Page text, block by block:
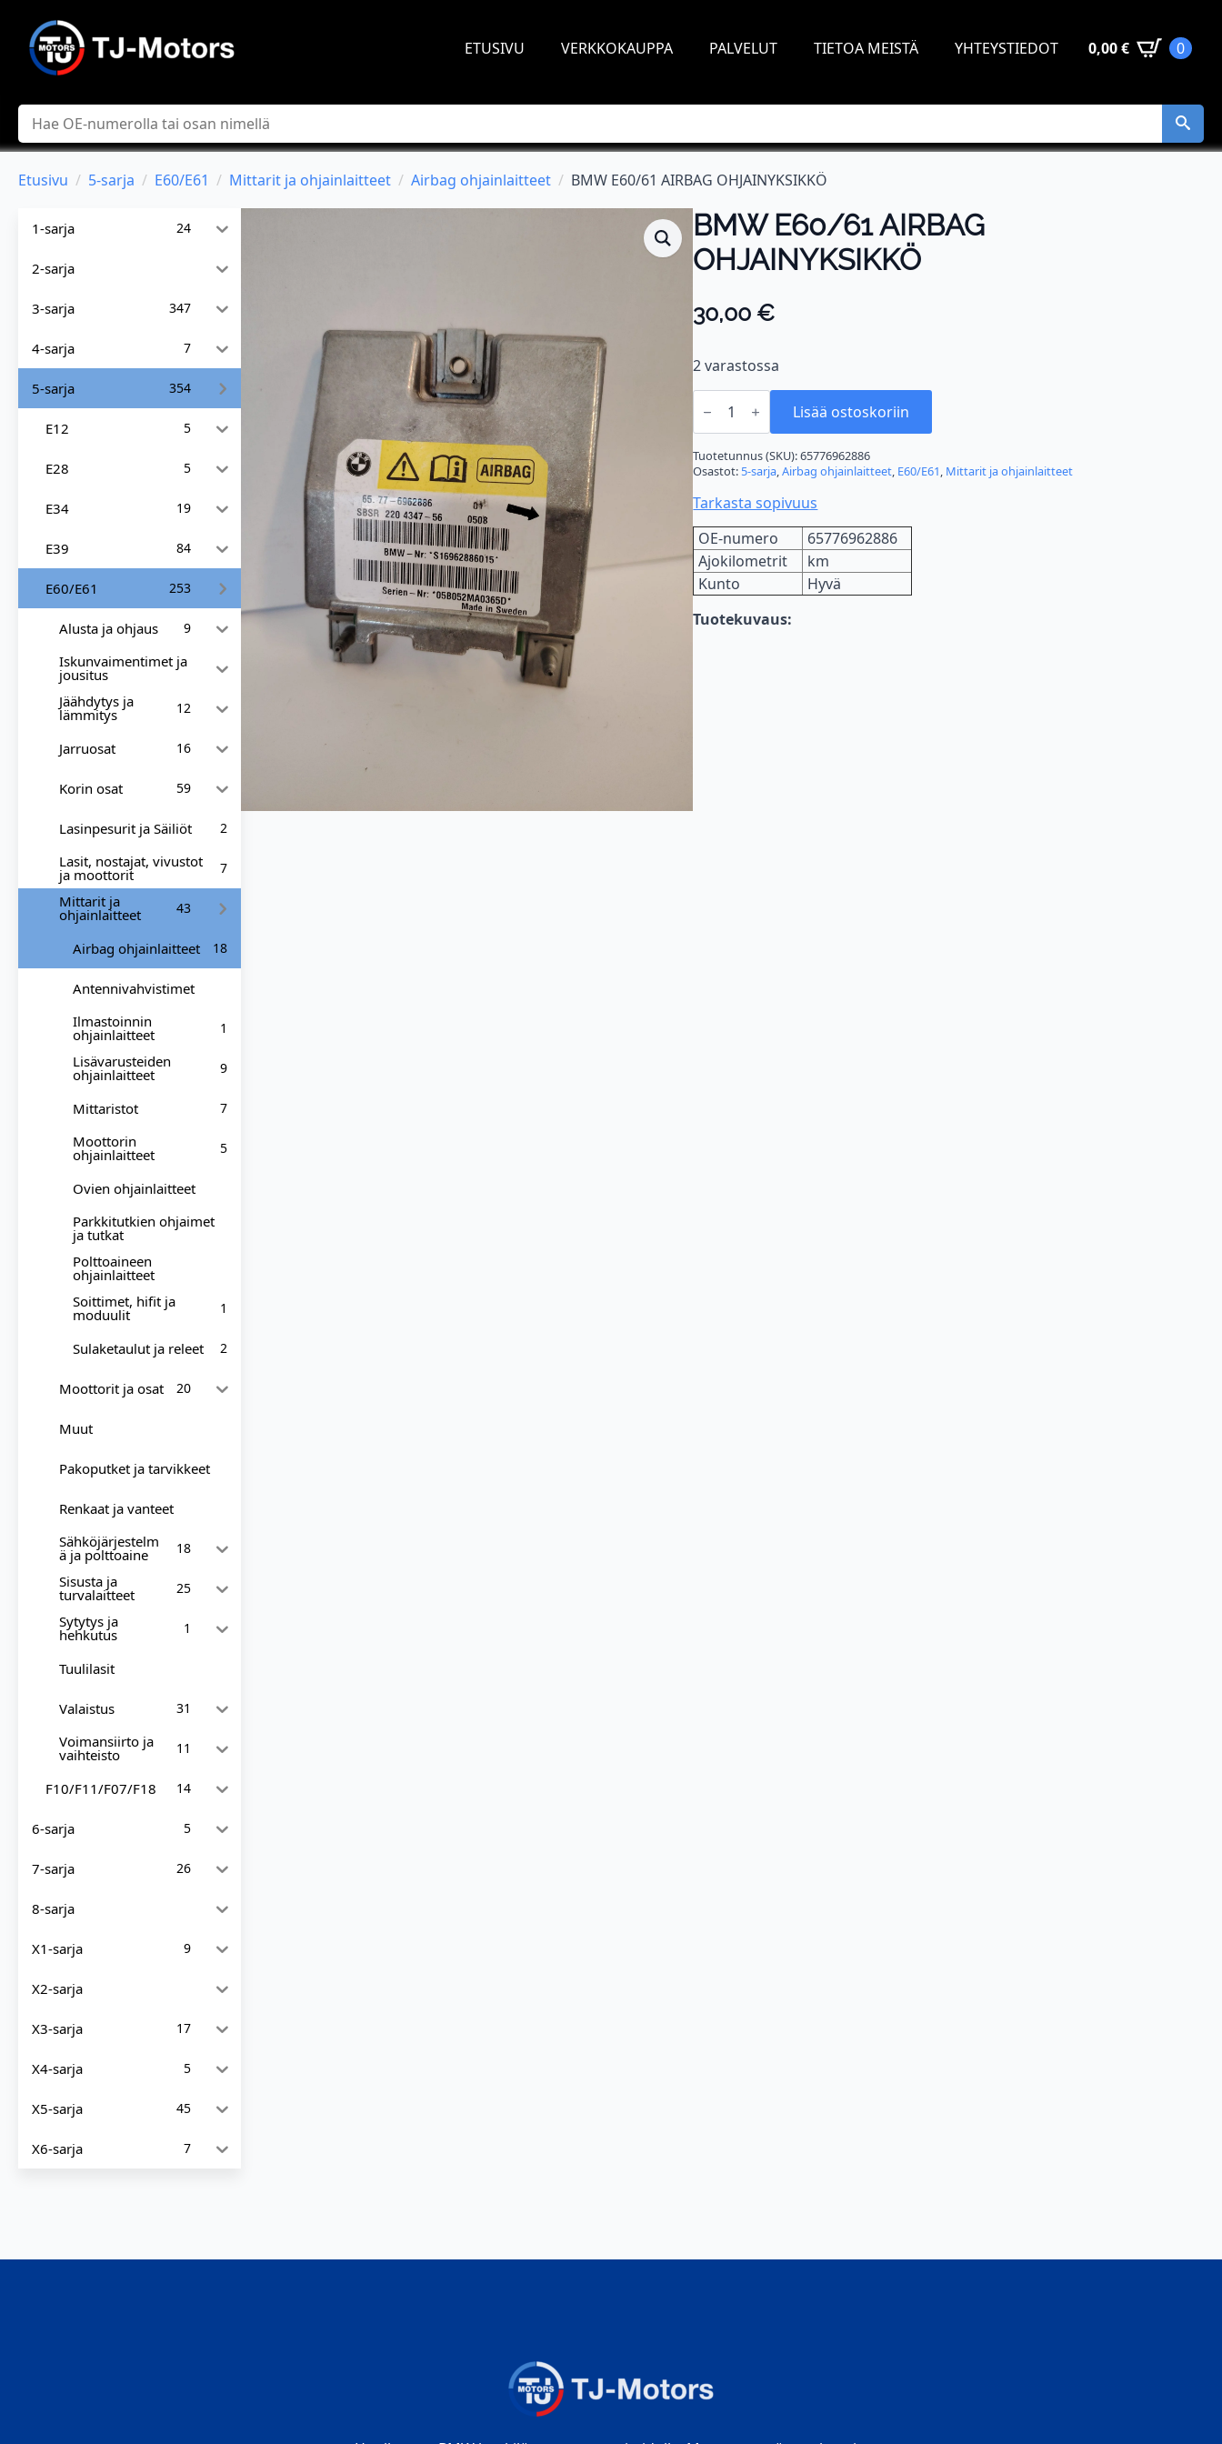
ETUSIVU VERKKOKAUPPA PALVELUT TIETOA MEISTÄ YHTEYSTIEDOT 0,00€ 0
Hae
Etusivu 5-sarja E60/E61 Mittarit ja ohjainlaitteet Airbag ohjainlaitteet BMW E60/61 AIRBAG OHJAINYKSIKKÖ
1-sarja 24
2-sarja
3-sarja 347
4-sarja 7
5-sarja 354
E12 5
E28 5
E34 19
E39 84
E60/E61 253
Alusta ja ohjaus 9
Iskunvaimentimet ja
jousitus
Jäähdytys ja
lämmitys 12
Jarruosat 16
Korin osat 59
Lasinpesurit ja Säiliöt 2
Lasit, nostajat, vivustot
ja moottorit 7
Mittarit ja
ohjainlaitteet 43
Airbag ohjainlaitteet 18
Antennivahvistimet
Ilmastoinnin
ohjainlaitteet 1
Lisävarusteiden
ohjainlaitteet 9
Mittaristot 7
Moottorin
ohjainlaitteet 5
Ovien ohjainlaitteet
Parkkitutkien ohjaimet
ja tutkat
Polttoaineen
ohjainlaitteet
Soittimet, hifit ja
moduulit 1
Sulaketaulut ja releet 2
Moottorit ja osat 20
Muut
Pakoputket ja tarvikkeet
Renkaat ja vanteet
Sähköjärjestelm
ä ja polttoaine 18
Sisusta ja
turvalaitteet 25
Sytytys ja
hehkutus 1
Tuulilasit
Valaistus 31
Voimansiirto ja
vaihteisto 11
F10/F11/F07/F18 14
6-sarja 5
7-sarja 26
8-sarja
X1-sarja 9
X2-sarja
X3-sarja 17
X4-sarja 5
X5-sarja 45
X6-sarja 7
BMW E60/61 AIRBAG
OHJAINYKSIKKÖ
30,00€
2 varastossa
BMW
E60/61
OHJAINYKSIKKÖ
määrä
Lisää ostoskoriin
Tuotetunnus (SKU):65776962886
Osastot: 5-sarja,Airbag ohjainlaitteet, E60/E61, Mittarit ja ohjainlaitteet
Tarkasta sopivuus
OE-numero
65776962886
Ajokilometrit
km
Kunto
Hyvä
Tuotekuvaus: